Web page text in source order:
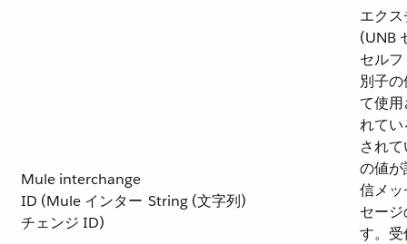
Mule interchange
ID (Mule インター
チェンジ ID)
String (文字列)
エク
(UNB
セル
別子
て使
れて
され
の値
信メ
セー
す。